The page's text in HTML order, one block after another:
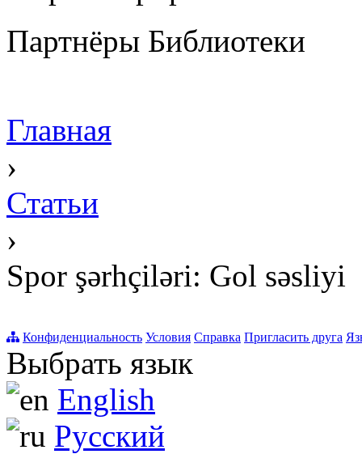
Партнёры Библиотеки
Главная
›
Статьи
›
Spor şərhçiləri: Gol səsliyi
Конфиденциальность Условия Справка Пригласить друга
Выбрать язык
English
Русский